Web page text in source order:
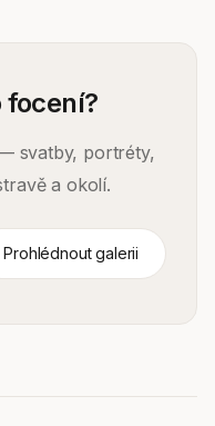
focení?
svatby, portréty,
a okolí.
Prohlédnout galerii